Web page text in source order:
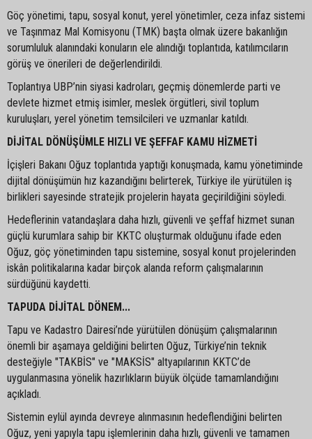
Göç yönetimi, tapu, sosyal konut, yerel yönetimler, ceza infaz sistemi
ve Taşınmaz Mal Komisyonu (TMK) başta olmak üzere bakanlığın
sorumluluk alanındaki konuların ele alındığı toplantıda, katılımcıların
görüş ve önerileri de değerlendirildi.
Toplantıya UBP’nin siyasi kadroları, geçmiş dönemlerde parti ve
devlete hizmet etmiş isimler, meslek örgütleri, sivil toplum
kuruluşları, yerel yönetim temsilcileri ve uzmanlar katıldı.
DİJİTAL DÖNÜŞÜMLE HIZLI VE ŞEFFAF KAMU HİZMETİ
İçişleri Bakanı Oğuz toplantıda yaptığı konuşmada, kamu yönetiminde
dijital dönüşümün hız kazandığını belirterek, Türkiye ile yürütülen iş
birlikleri sayesinde stratejik projelerin hayata geçirildiğini söyledi.
Hedeflerinin vatandaşlara daha hızlı, güvenli ve şeffaf hizmet sunan
güçlü kurumlara sahip bir KKTC oluşturmak olduğunu ifade eden
Oğuz, göç yönetiminden tapu sistemine, sosyal konut projelerinden
iskân politikalarına kadar birçok alanda reform çalışmalarının
sürdüğünü kaydetti.
TAPUDA DİJİTAL DÖNEM...
Tapu ve Kadastro Dairesi’nde yürütülen dönüşüm çalışmalarının
önemli bir aşamaya geldiğini belirten Oğuz, Türkiye’nin teknik
desteğiyle "TAKBİS" ve "MAKSİS" altyapılarının KKTC’de
uygulanmasına yönelik hazırlıkların büyük ölçüde tamamlandığını
açıkladı.
Sistemin eylül ayında devreye alınmasının hedeflendiğini belirten
Oğuz, yeni yapıyla tapu işlemlerinin daha hızlı, güvenli ve tamamen